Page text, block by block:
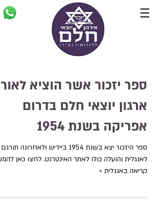
ספר יזכור אשר הוציא לאור
ארגון יוצאי חלם בדרום
אפריקה בשנת 1954
ספר היזכור יצא בשנת 1954 ביידיש ולאחרונה תורגם
לאנגלית והועלה כולו לאתר האינטרנט. לחצו כאן
קריאה באנגלית >